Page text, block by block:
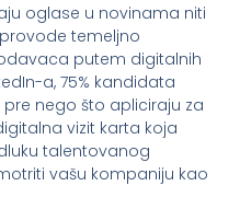
oglase u novinama niti
temeljno
putem digitalnih
a, 75% kandidata
nego što apliciraju za
vizit karta koja
talentovanog
vašu kompaniju kao